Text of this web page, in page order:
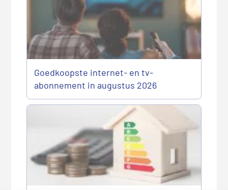
Goedkoopste internet- en tv-
abonnement in augustus 2026